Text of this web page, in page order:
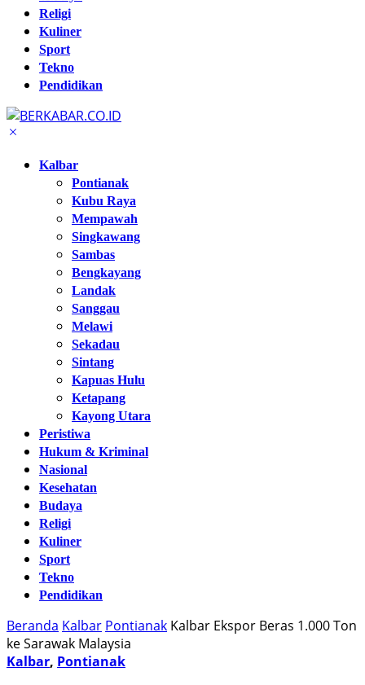
Religi
Kuliner
Sport
Tekno
Pendidikan
Kalbar
Pontianak
Kubu Raya
Mempawah
Singkawang
Sambas
Bengkayang
Landak
Sanggau
Melawi
Sekadau
Sintang
Kapuas Hulu
Ketapang
Kayong Utara
Peristiwa
Hukum & Kriminal
Nasional
Kesehatan
Budaya
Religi
Kuliner
Sport
Tekno
Pendidikan
Beranda Kalbar Pontianak Kalbar Ekspor Beras 1.000 Ton
ke Sarawak Malaysia
Kalbar, Pontianak